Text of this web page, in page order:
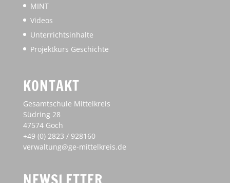
MINT
Videos
Unterrichtsinhalte
Projektkurs Geschichte
KONTAKT
Gesamtschule Mittelkreis
Südring 28
47574 Goch
+49 (0) 2823 / 928160
verwaltung@ge-mittelkreis.de